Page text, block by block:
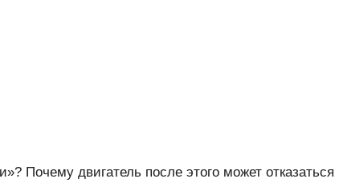
Почему двигатель после этого может отказаться